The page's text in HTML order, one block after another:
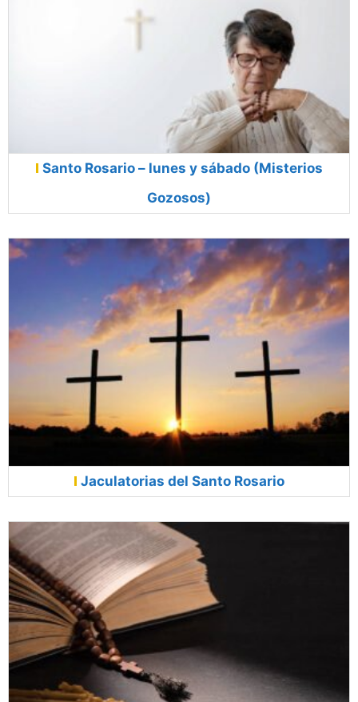
Santo Rosario – lunes y sábado (Misterios
Gozosos)
Jaculatorias del Santo Rosario